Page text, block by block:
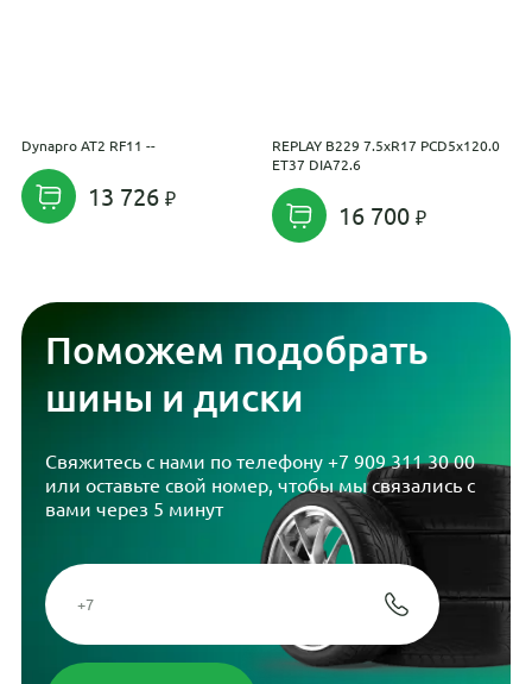
Dynapro AT2 RF11 --
13 726
REPLAY B229 7.5xR17 PCD5x120.0
ET37 DIA72.6
16 700
Поможем подобрать
шины и диски
Свяжитесь с нами по телефону +7 909 311 30 00
или оставьте свой номер, чтобы мы связались с
вами через 5 минут